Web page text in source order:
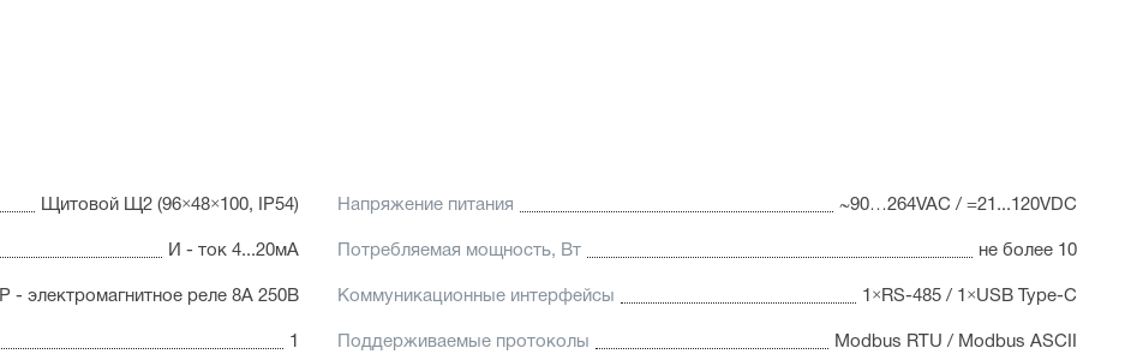
Щитовой Щ2 (96×48×100, IP54) Напряжение питания ~90…264VAC / =21...120VDC
И - ток 4...20мА Потребляемая мощность, Вт не более 10
Р - электромагнитное реле 8А 250В Коммуникационные интерфейсы 1×RS-485 / 1×USB Type-C
1 Поддерживаемые протоколы Modbus RTU / Modbus ASCII